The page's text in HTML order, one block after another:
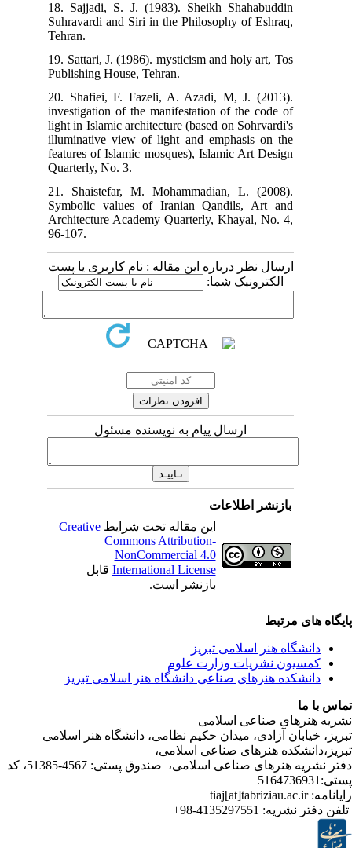
18. Sajjadi, S. J. (1983). Sheikh Shahabuddin
Suhravardi and Siri in the Philosophy of Eshraq,
19. Sattari, J. (1986). mysticism and holy art, Tos
Publishing House, Tehran.
20. Shafiei, F. Fazeli, A. Azadi, M, J. (2013).
investigation of the manifestation of the code of
light in Islamic architecture (based on Sohrvardi's
illuminative view of light and emphasis on the
features of Islamic mosques), Islamic Art Design
Quarterly, No. 3.
21. Shaistefar, M. Mohammadian, L. (2008).
Symbolic values of Iranian Qandils, Art and
Architecture Academy Quarterly, Khayal, No. 4,
ارسال نظر درباره این مقاله : نام کاربری یا پست
الکترونیک شما:
ارسال پیام به نویسنده مسئول
بازنشر اطلاعات
این مقاله تحت شرایطCreative
Commons Attribution-
NonCommercial 4.0
International Licenseقابل
بازنشر است.
مرتبط
هنر اسلامی تبریز
نشریات وزارت علوم
هنرهای صناعی دانشگاه هنر اسلامی تبریز
صناعی اسلامی
آزادی، میدان حکیم نظامی، دانشگاه هنر اسلامی
هنرهای صناعی اسلامی،
دفتر نشریه هنرهای صناعی اسلامی، صندوق پستی: 4567-51385، کد
نشریه:4135297551-98+